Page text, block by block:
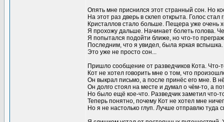
Опять мне приснился этот странный сон. Но
На этот раз дверь в склеп открыта. Голос
Кристаллов стало больше. Пещера уже очень
Я прохожу дальше. Начинает болеть голова.
Я попытался подойти ближе, но что-то
Последним, что я увидел, была яркая
Это уже не просто сон...
Пришло сообщение от разведчиков Кота. Что-
Кот не хотел говорить мне о том, что
Он выкрал письмо, а после принёс его мне. В
Он долго стоял на месте и думал о чём-то, а
Но было ещё кое-что. Разведчик заметил что-
Теперь понятно, почему Кот не хотел мне
Но я не настолько глуп. Лучше отправлю туда